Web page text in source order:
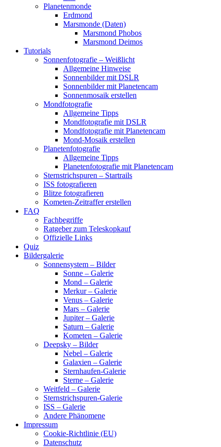
Planetenmonde
Erdmond
Marsmonde (Daten)
Marsmond Phobos
Marsmond Deimos
Tutorials
Sonnenfotografie – Weißlicht
Allgemeine Hinweise
Sonnenbilder mit DSLR
Sonnenbilder mit Planetencam
Sonnenmosaik erstellen
Mondfotografie
Allgemeine Tipps
Mondfotografie mit DSLR
Mondfotografie mit Planetencam
Mond-Mosaik erstellen
Planetenfotografie
Allgemeine Tipps
Planetenfotografie mit Planetencam
Sternstrichspuren – Startrails
ISS fotografieren
Blitze fotografieren
Kometen-Zeitraffer erstellen
FAQ
Fachbegriffe
Ratgeber zum Teleskopkauf
Offizielle Links
Quiz
Bildergalerie
Sonnensystem – Bilder
Sonne – Galerie
Mond – Galerie
Merkur – Galerie
Venus – Galerie
Mars – Galerie
Jupiter – Galerie
Saturn – Galerie
Kometen – Galerie
Deepsky – Bilder
Nebel – Galerie
Galaxien – Galerie
Sternhaufen-Galerie
Sterne – Galerie
Weitfeld – Galerie
Sternstrichspuren-Galerie
ISS – Galerie
Andere Phänomene
Impressum
Cookie-Richtlinie (EU)
Datenschutz